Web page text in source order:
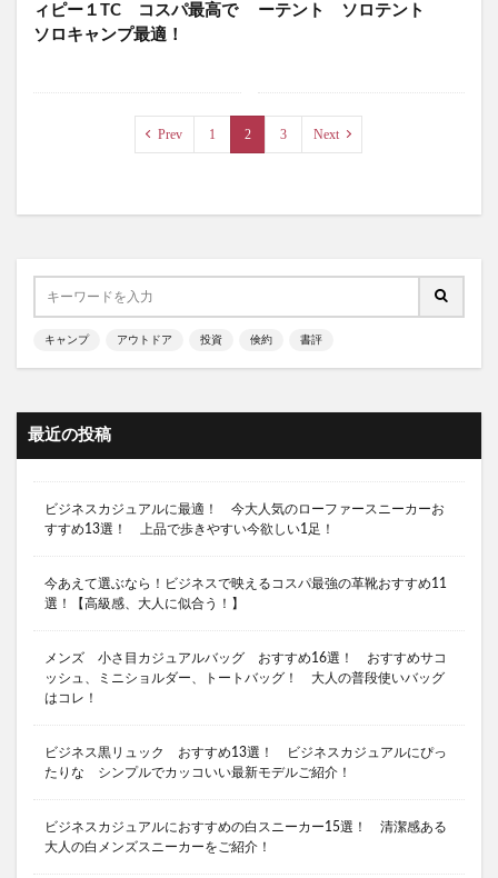
ィピー１TC コスパ最高で
ソロキャンプ最適！
ーテント ソロテント
Prev 1 2 3 Next
キャンプ アウトドア 投資 倹約 書評
最近の投稿
ビジネスカジュアルに最適！ 今大人気のローファースニーカーお
すすめ13選！ 上品で歩きやすい今欲しい1足！
今あえて選ぶなら！ビジネスで映えるコスパ最強の革靴おすすめ11
選！【高級感、大人に似合う！】
メンズ 小さ目カジュアルバッグ おすすめ16選！ おすすめサコ
ッシュ、ミニショルダー、トートバッグ！ 大人の普段使いバッグ
はコレ！
ビジネス黒リュック おすすめ13選！ ビジネスカジュアルにぴっ
たりな シンプルでカッコいい最新モデルご紹介！
ビジネスカジュアルにおすすめの白スニーカー15選！ 清潔感ある
大人の白メンズスニーカーをご紹介！